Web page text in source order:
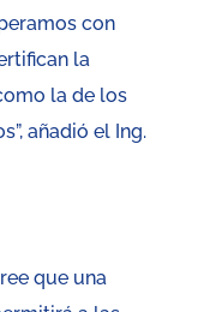
con
la
la de los
añadió el Ing.
que una